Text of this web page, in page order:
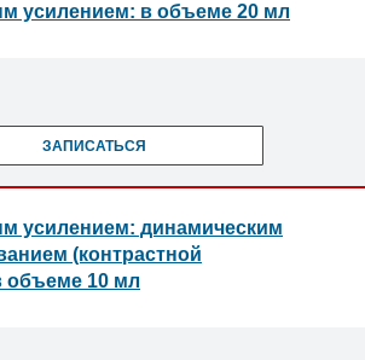
усилением: в объеме 20 мл
ЗАПИСАТЬСЯ
усилением: динамическим
(контрастной
объеме 10 мл